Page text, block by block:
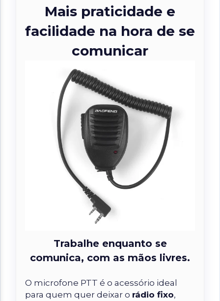
Mais praticidade e
facilidade na hora de se
comunicar
Trabalhe enquanto se
comunica, com as mãos livres.
O microfone PTT é o acessório ideal
para quem quer deixar o rádio fixo,